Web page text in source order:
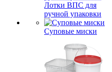
Лотки ВПС для
ручной упаковки
Суповые миски